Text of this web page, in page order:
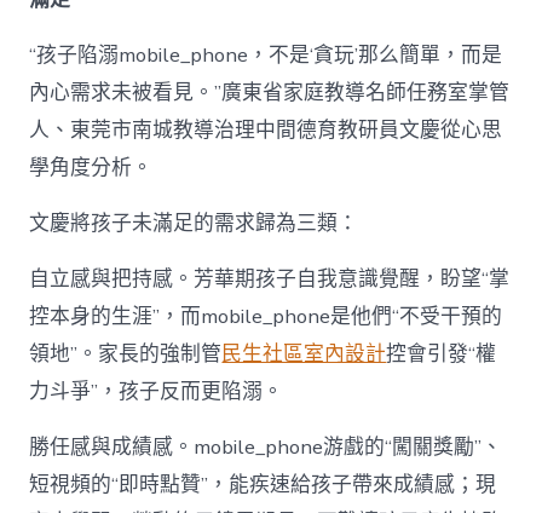
“孩子陷溺mobile_phone，不是‘貪玩’那么簡單，而是
內心需求未被看見。”廣東省家庭教導名師任務室掌管
人、東莞市南城教導治理中間德育教研員文慶從心思
學角度分析。
文慶將孩子未滿足的需求歸為三類：
自立感與把持感。芳華期孩子自我意識覺醒，盼望“掌
控本身的生涯”，而mobile_phone是他們“不受干預的
領地”。家長的強制管民生社區室內設計控會引發“權
力斗爭”，孩子反而更陷溺。
勝任感與成績感。mobile_phone游戲的“闖關獎勵”、
短視頻的“即時點贊”，能疾速給孩子帶來成績感；現